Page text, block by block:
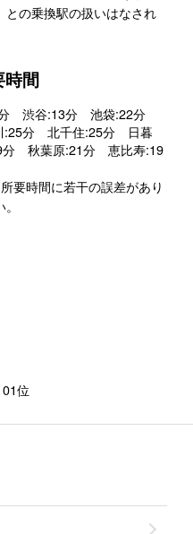
の乗換駅の扱いはなされ
時間
渋谷:13分 池袋:22分
:25分 北千住:25分 日暮
秋葉原:21分 恵比寿:19
要時間に若干の誤差があり
位